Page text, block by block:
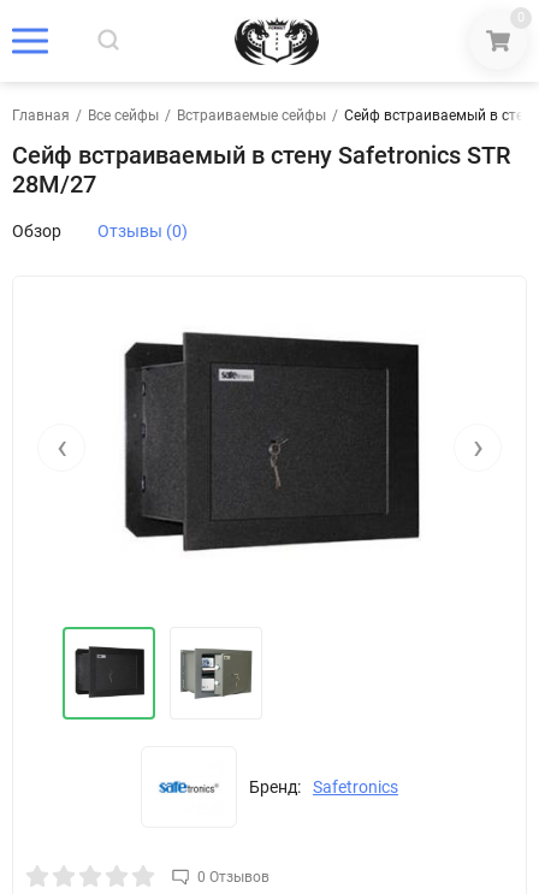
0
Главная / Все сейфы / Встраиваемые сейфы / Сейф встраиваемый в
Сейф встраиваемый в стену Safetronics STR
28M/27
Обзор Отзывы (0)
‹ ›
Бренд: Safetronics
0 Отзывов